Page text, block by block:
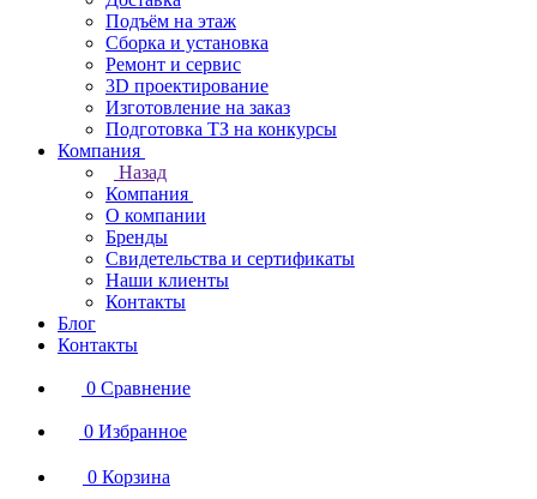
Подъём на этаж
Сборка и установка
Ремонт и сервис
3D проектирование
Изготовление на заказ
Подготовка ТЗ на конкурсы
Компания
Назад
Компания
О компании
Бренды
Свидетельства и сертификаты
Наши клиенты
Контакты
Блог
Контакты
0 Сравнение
0 Избранное
0 Корзина